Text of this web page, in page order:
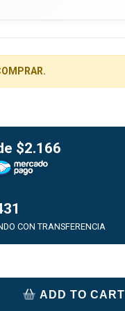
$2.166
CON TRANSFERENCIA
ADD TO CART